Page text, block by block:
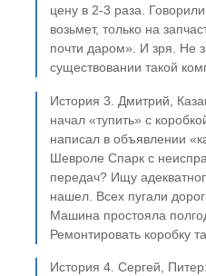
цену в 2-3 раза.
возьмет, только на
почти даром». И зря. Не
существовании такой
История 3. Дмитрий,
начал «тупить» с
написал в объявлении
Шевроле Спарк с
передач? Ищу
нашел. Всех пугали
Машина простояла
Ремонтировать коробку
История 4. Сергей,